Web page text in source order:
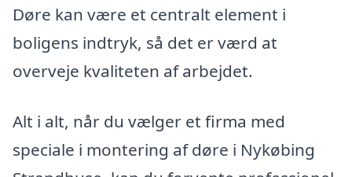
Døre kan være et centralt element i
boligens indtryk, så det er værd at
overveje kvaliteten af arbejdet.
Alt i alt, når du vælger et firma med
speciale i montering af døre i Nykøbing